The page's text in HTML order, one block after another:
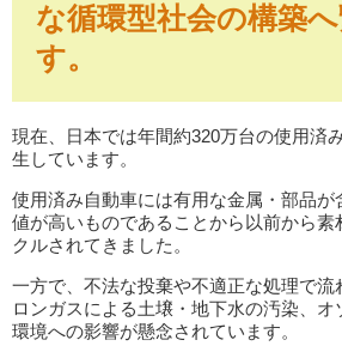
な循環型社会の構築
す。
現在、日本では年間約320万台の使用済
生しています。
使用済み自動車には有用な金属・部品が
値が高いものであることから以前から素
クルされてきました。
一方で、不法な投棄や不適正な処理で流
ロンガスによる土壌・地下水の汚染、
環境への影響が懸念されています。